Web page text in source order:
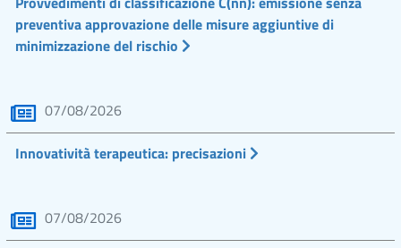
preventiva approvazione delle misure aggiuntive di
minimizzazione del rischio
07/08/2026
Innovatività terapeutica: precisazioni
07/08/2026